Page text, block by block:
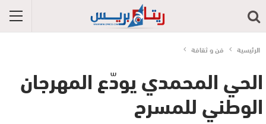
الرئيسية فن و ثقافة
الحي المحمدي يودّع المهرجان
الوطني للمسرح